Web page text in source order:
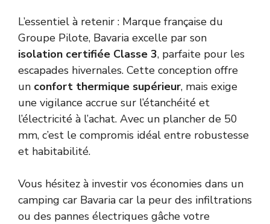
L’essentiel à retenir : Marque française du
Groupe Pilote, Bavaria excelle par son
isolation certifiée Classe 3, parfaite pour les
escapades hivernales. Cette conception offre
un confort thermique supérieur, mais exige
une vigilance accrue sur l’étanchéité et
l’électricité à l’achat. Avec un plancher de 50
mm, c’est le compromis idéal entre robustesse
et habitabilité.
Vous hésitez à investir vos économies dans un
camping car Bavaria car la peur des infiltrations
ou des pannes électriques gâche votre